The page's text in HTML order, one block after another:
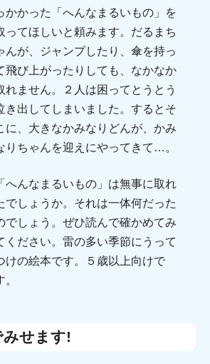
かかった「へんなまるいもの」を
ってほしいと頼みます。だるまち
んが、ジャンプしたり、傘を持っ
飛び上がったりしても、なかなか
れません。２人は困ってとうとう
き出してしまいました。するとそ
に、大きなかみなりどんが、かみ
りちゃんを迎えにやってきて…。
「へんなまるいもの」は無事に取れ
でしょうか。それは一体何だった
でしょう。ぜひ読んで確かめてみ
ください。雷の多い季節にうって
けの絵本です。５歳以上向けで
。
せます!